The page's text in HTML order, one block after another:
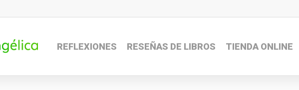
REFLEXIONES RESEÑAS DE LIBROS TIENDA ONLINE